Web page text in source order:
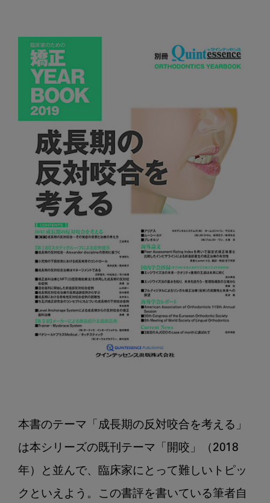
本書のテーマ「成長期の反対咬合を考える」
は本シリーズの既刊テーマ「開咬」（2018
年）と並んで、臨床家にとって難しいトピッ
クといえよう。この書評を書いている筆者自